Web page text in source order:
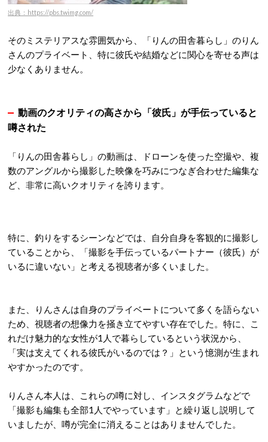
出典：https://pbs.twimg.com/
そのミステリアスな雰囲気から、「りんの田舎暮らし」のりん
さんのプライベート、特に彼氏や結婚などに関心を寄せる声は
少なくありません。
動画のクオリティの高さから「彼氏」が手伝っていると
噂された
「りんの田舎暮らし」の動画は、
ドローンを使った空撮や、複
数のアングルから撮影した映像を巧みにつなぎ合わせた編集な
ど、非常に高いクオリティを誇ります。
特に、釣りをするシーンなどでは、自分自身を客観的に撮影し
ていることから、「撮影を手伝っているパートナー（彼氏）が
いるに違いない」と考える視聴者が多くいました。
また、りんさんは自身のプライベートについて多くを語らない
ため、視聴者の想像力を掻き立てやすい存在でした。特に、こ
れだけ魅力的な女性が1人で暮らしているという状況から、
「実は支えてくれる彼氏がいるのでは？」という憶測が生まれ
やすかったのです。
りんさん本人は、これらの噂に対し、インスタグラムなどで
「撮影も編集も全部1人でやっています」と繰り返し説明して
いましたが、噂が完全に消えることはありませんでした。